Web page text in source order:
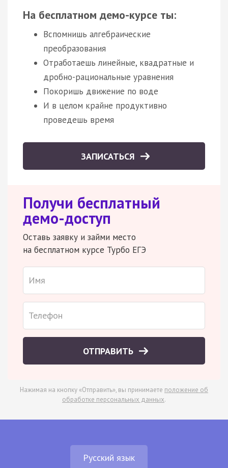
На бесплатном демо-курсе ты:
Вспомнишь алгебраические
преобразования
Отработаешь линейные, квадратные и
дробно-рациональные уравнения
Покоришь движение по воде
И в целом крайне продуктивно
проведешь время
ЗАПИСАТЬСЯ
Получи бесплатный
демо-доступ
Оставь заявку и займи место
на бесплатном курсе Турбо ЕГЭ
ОТПРАВИТЬ
Нажимая на кнопку «Отправить», вы принимаете положение об
обработке персональных данных.
Русский язык